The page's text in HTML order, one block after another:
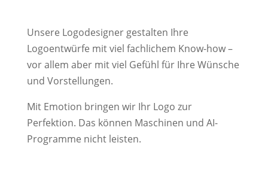
Unsere Logodesigner gestalten Ihre
Logoentwürfe mit viel fachlichem Know-how –
vor allem aber mit viel Gefühl für Ihre Wünsche
und Vorstellungen.
Mit Emotion bringen wir Ihr Logo zur
Perfektion. Das können Maschinen und AI-
Programme nicht leisten.